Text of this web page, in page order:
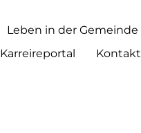
Leben in der Gemeinde
Karreireportal Kontakt